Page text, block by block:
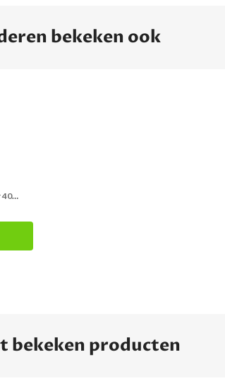
bekeken ook
Creme vloerkleden hoogpolig Fair 4000/AY Creme
bekeken producten